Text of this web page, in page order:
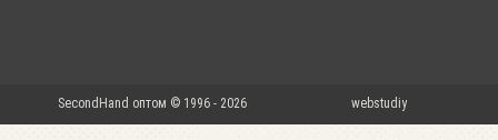
SecondHand оптом © 1996 - 2026 webstudiy